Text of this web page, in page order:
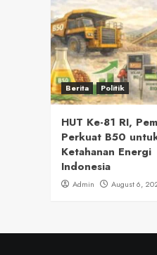
Berita Politik
HUT Ke-81 RI,
Perkuat B50
Ketahanan Energi
Indonesia
Admin August 6,